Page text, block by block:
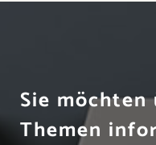
Sie
Themen